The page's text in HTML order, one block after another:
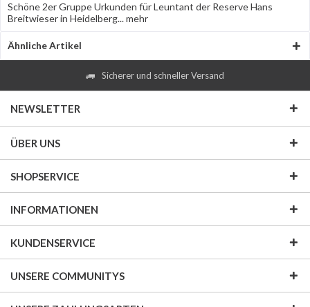
Schöne 2er Gruppe Urkunden für Leuntant der Reserve Hans
Breitwieser in Heidelberg...mehr
Ähnliche Artikel
Sicherer und schneller Versand
NEWSLETTER
ÜBER UNS
SHOPSERVICE
INFORMATIONEN
KUNDENSERVICE
UNSERE COMMUNITYS